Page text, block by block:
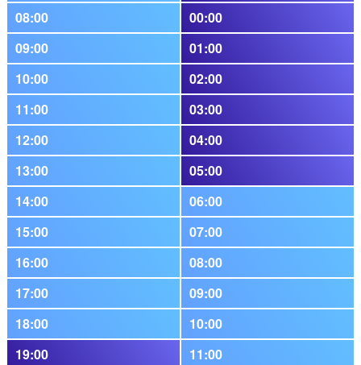
08:00
00:00
09:00
01:00
10:00
02:00
11:00
03:00
12:00
04:00
13:00
05:00
14:00
06:00
15:00
07:00
16:00
08:00
17:00
09:00
18:00
10:00
19:00
11:00